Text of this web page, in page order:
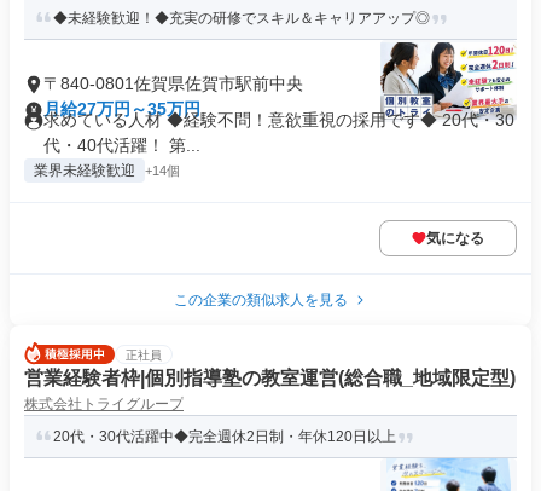
◆未経験歓迎！◆充実の研修でスキル＆キャリアアップ◎
〒840-0801佐賀県佐賀市駅前中央
月給27万円～35万円
求めている人材 ◆経験不問！意欲重視の採用です◆ 20代・30
代・40代活躍！ 第...
業界未経験歓迎 +14個
気になる
この企業の類似求人を見る
正社員
営業経験者枠|個別指導塾の教室運営(総合職_地域限定型)
株式会社トライグループ
20代・30代活躍中◆完全週休2日制・年休120日以上